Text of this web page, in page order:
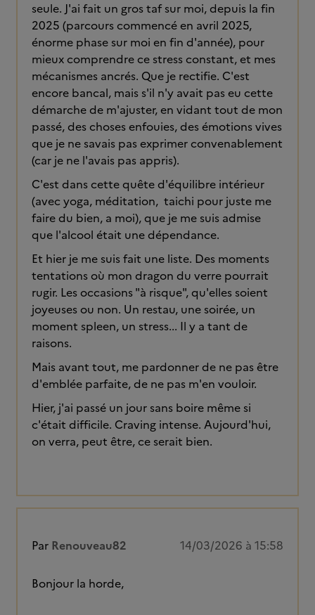
seule. J'ai fait un gros taf sur moi, depuis la fin
2025 (parcours commencé en avril 2025,
énorme phase sur moi en fin d'année), pour
mieux comprendre ce stress constant, et mes
mécanismes ancrés. Que je rectifie. C'est
encore bancal, mais s'il n'y avait pas eu cette
démarche de m'ajuster, en vidant tout de mon
passé, des choses enfouies, des émotions vives
que je ne savais pas exprimer convenablement
(car je ne l'avais pas appris).
C'est dans cette quête d'équilibre intérieur
(avec yoga, méditation, taichi pour juste me
faire du bien, a moi), que je me suis admise
que l'alcool était une dépendance.
Et hier je me suis fait une liste. Des moments
tentations où mon dragon du verre pourrait
rugir. Les occasions "à risque", qu'elles soient
joyeuses ou non. Un restau, une soirée, un
moment spleen, un stress... Il y a tant de
raisons.
Mais avant tout, me pardonner de ne pas être
d'emblée parfaite, de ne pas m'en vouloir.
Hier, j'ai passé un jour sans boire même si
c'était difficile. Craving intense. Aujourd'hui,
on verra, peut être, ce serait bien.
Par Renouveau82 14/03/2026 à 15:58
Bonjour la horde,